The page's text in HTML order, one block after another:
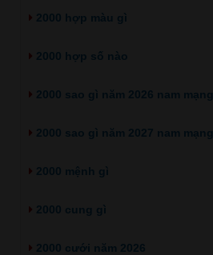
2000 hợp màu gì
2000 hợp số nào
2000 sao gì năm 2026 nam mạng
2000 sao gì năm 2027 nam mạng
2000 mệnh gì
2000 cung gì
2000 cưới năm 2026